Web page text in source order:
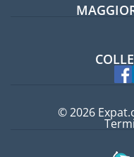
© 2026